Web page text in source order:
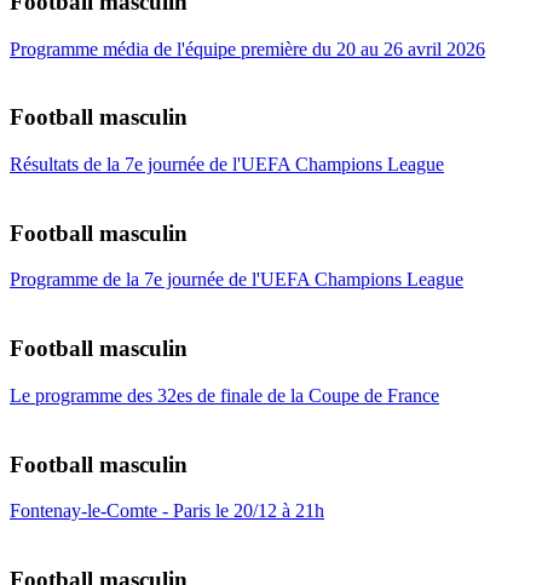
Programme média de l'équipe première du 20 au 26 avril 2026
Football masculin
Résultats de la 7e journée de l'UEFA Champions League
Football masculin
Programme de la 7e journée de l'UEFA Champions League
Football masculin
Le programme des 32es de finale de la Coupe de France
Football masculin
Fontenay-le-Comte - Paris le 20/12 à 21h
Football masculin